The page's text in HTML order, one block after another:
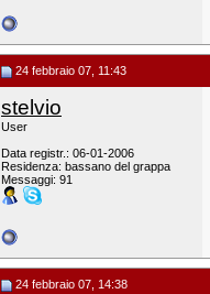
24 febbraio 07, 11:43
stelvio
User
Data registr.: 06-01-2006
Residenza: bassano del grappa
Messaggi: 91
24 febbraio 07, 14:38